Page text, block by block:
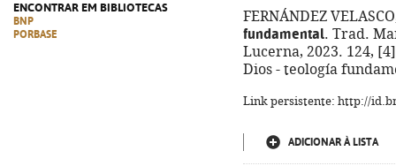
ENCONTRAR EM BIBLIOTECAS
BNP
PORBASE
FERNÁNDEZ
fundamental. Trad.
Lucerna, 2023. 124,
Dios - teología
Link persistente: http://
ADICIONAR À LISTA